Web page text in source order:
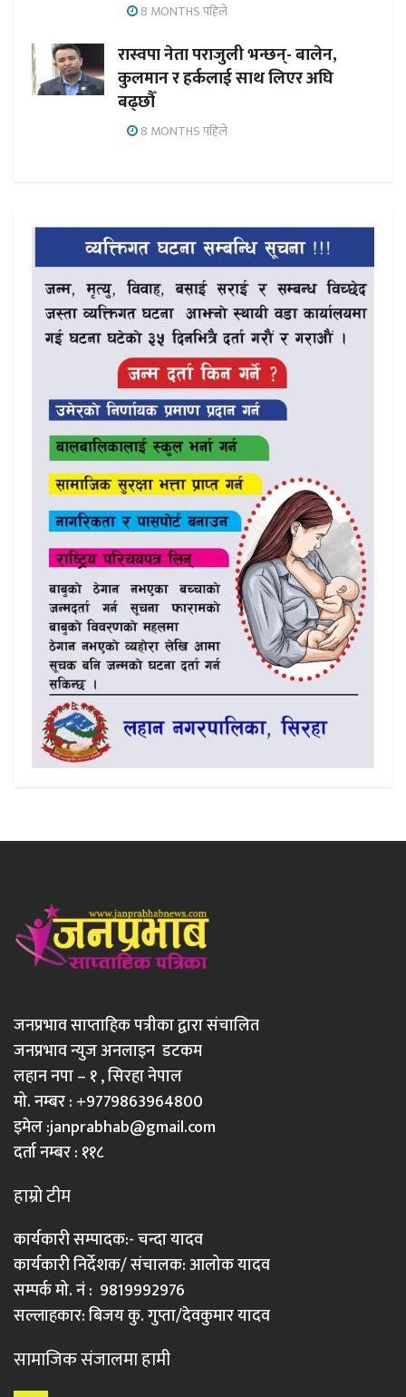
8 MONTHS पहिले
रास्वपा नेता पराजुली भन्छन्- बालेन,
कुलमान र हर्कलाई साथ लिएर अघि
बढ्छौँ
8 MONTHS पहिले
जनप्रभाव साप्ताहिक पत्रीका द्वारा संचालित
जनप्रभाव न्युज अनलाइन डटकम
लहान नपा – १ , सिरहा नेपाल
मो. नम्बर : +9779863964800
इमेल :janprabhab@gmail.com
दर्ता नम्बर : ११८
हाम्रो टीम
कार्यकारी सम्पादक:- चन्दा यादव
कार्यकारी निर्देशक/ संचालक: आलोक यादव
सम्पर्क मो. नं : 9819992976
सल्लाहकार: बिजय कु. गुप्ता/देवकुमार यादव
सामाजिक संजालमा हामी